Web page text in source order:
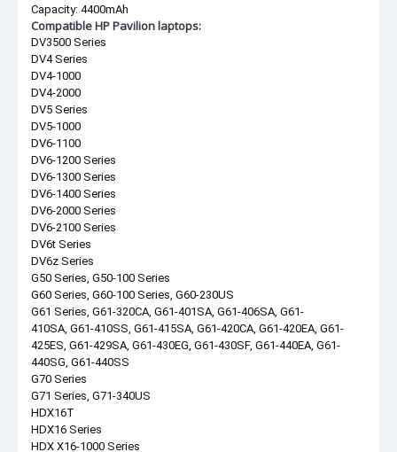
Capacity: 4400mAh
Compatible HP Pavilion laptops:
DV3500 Series
DV4 Series
DV4-1000
DV4-2000
DV5 Series
DV5-1000
DV6-1100
DV6-1200 Series
DV6-1300 Series
DV6-1400 Series
DV6-2000 Series
DV6-2100 Series
DV6t Series
DV6z Series
G50 Series, G50-100 Series
G60 Series, G60-100 Series, G60-230US
G61 Series, G61-320CA, G61-401SA, G61-406SA, G61-
410SA, G61-410SS, G61-415SA, G61-420CA, G61-420EA, G61-
425ES, G61-429SA, G61-430EG, G61-430SF, G61-440EA, G61-
440SG, G61-440SS
G70 Series
G71 Series, G71-340US
HDX16T
HDX16 Series
HDX X16-1000 Series